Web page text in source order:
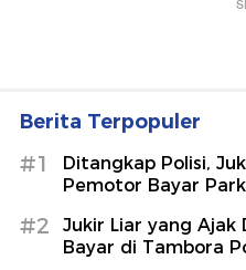
Berita Terpopuler
#1
Ditangkap Polisi,
Pemotor Bayar
#2
Jukir Liar yang Ajak
Bayar di Tambora